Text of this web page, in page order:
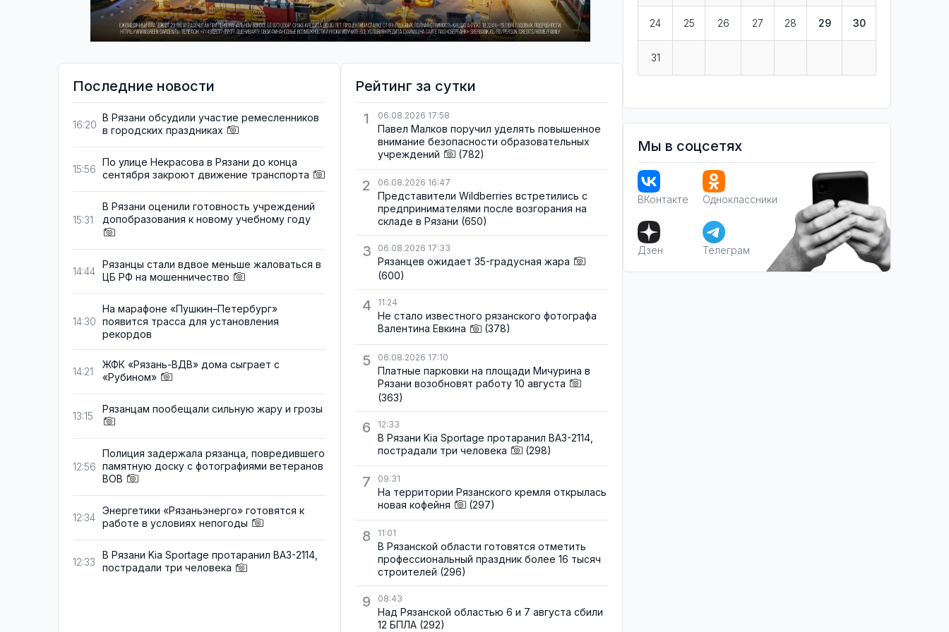
Последние новости
16:20
В Рязани обсудили участие ремесленников
в городских праздниках
15:56
По улице Некрасова в Рязани до конца
сентября закроют движение транспорта
15:31
В Рязани оценили готовность учреждений
допобразования к новому учебному году
14:44
Рязанцы стали вдвое меньше жаловаться в
ЦБ РФ на мошенничество
14:30
На марафоне «Пушкин–Петербург»
появится трасса для установления
рекордов
14:21
ЖФК «Рязань-ВДВ» дома сыграет с
«Рубином»
13:15
Рязанцам пообещали сильную жару и грозы
12:56
Полиция задержала рязанца, повредившего
памятную доску с фотографиями ветеранов
ВОВ
12:34
Энергетики «Рязаньэнерго» готовятся к
работе в условиях непогоды
12:33
В Рязани Kia Sportage протаранил ВАЗ-2114,
пострадали три человека
Рейтинг за сутки
1
06.08.2026 17:58
Павел Малков поручил уделять повышенное
внимание безопасности образовательных
учреждений
(782)
2 06.08.2026 16:47
Представители Wildberries встретились с
предпринимателями после возгорания на
складе в Рязани (650)
3 06.08.2026 17:33
Рязанцев ожидает 35-градусная жара
(600)
4 11:24
Не стало известного рязанского фотографа
Валентина Евкина
(378)
5 06.08.2026 17:10
Платные парковки на площади Мичурина в
Рязани возобновят работу 10 августа
(363)
6 12:33
В Рязани Kia Sportage протаранил ВАЗ-2114,
пострадали три человека
(298)
7 09:31
На территории Рязанского кремля открылась
новая кофейня
(297)
8 11:01
В Рязанской области готовятся отметить
профессиональный праздник более 16 тысяч
строителей (296)
9 08:43
Над Рязанской областью 6 и 7 августа сбили
12 БПЛА (292)
24 25 26 27 28 29 30
31
Мы в соцсетях
ВКонтакте Одноклассники
Дзен Телеграм